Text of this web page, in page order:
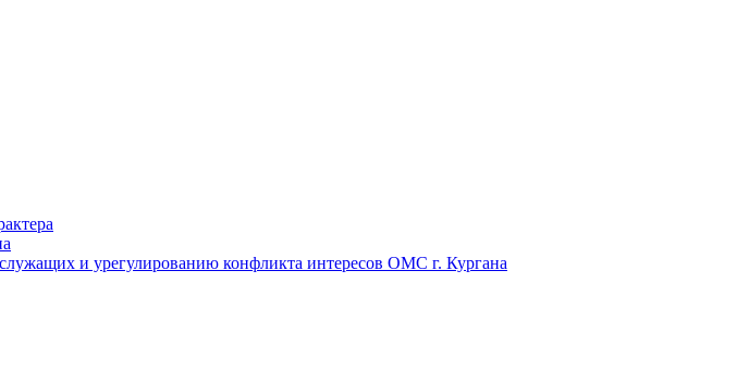
и урегулированию конфликта интересов ОМС г. Кургана